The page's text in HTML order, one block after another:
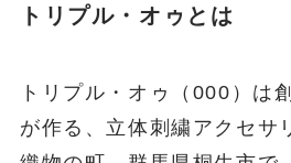
トリプル・オゥとは
トリプル・オゥ（000）は
が作る、立体刺繍アクセサ